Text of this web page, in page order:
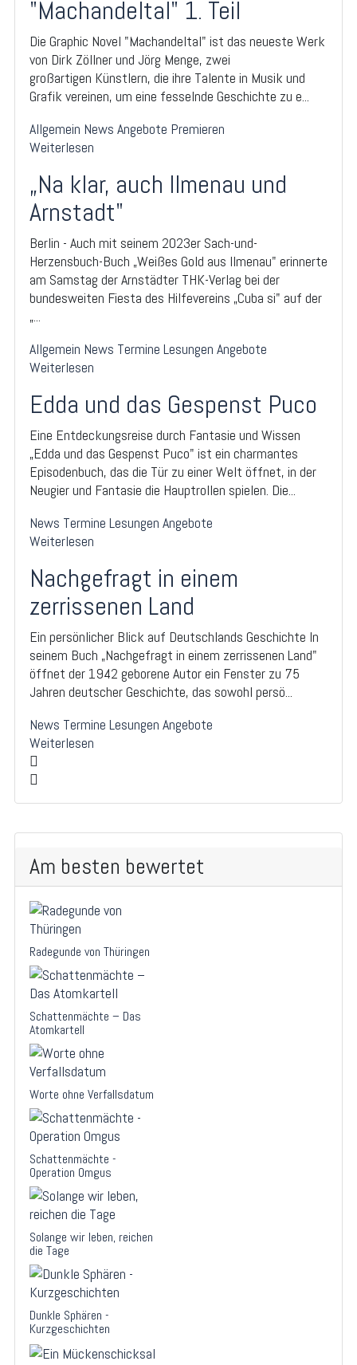
"Machandeltal" 1. Teil
Die Graphic Novel "Machandeltal" ist das neueste Werk
von Dirk Zöllner und Jörg Menge, zwei
großartigen Künstlern, die ihre Talente in Musik und
Grafik vereinen, um eine fesselnde Geschichte zu e...
Allgemein News Angebote Premieren
Weiterlesen
„Na klar, auch Ilmenau und
Arnstadt"
Berlin - Auch mit seinem 2023er Sach-und-
Herzensbuch-Buch „Weißes Gold aus Ilmenau" erinnerte
am Samstag der Arnstädter THK-Verlag bei der
bundesweiten Fiesta des Hilfevereins „Cuba si" auf der
„...
Allgemein News Termine Lesungen Angebote
Weiterlesen
Edda und das Gespenst Puco
Eine Entdeckungsreise durch Fantasie und Wissen
„Edda und das Gespenst Puco" ist ein charmantes
Episodenbuch, das die Tür zu einer Welt öffnet, in der
Neugier und Fantasie die Hauptrollen spielen. Die...
News Termine Lesungen Angebote
Weiterlesen
Nachgefragt in einem
zerrissenen Land
Ein persönlicher Blick auf Deutschlands Geschichte In
seinem Buch „Nachgefragt in einem zerrissenen Land"
öffnet der 1942 geborene Autor ein Fenster zu 75
Jahren deutscher Geschichte, das sowohl persö...
News Termine Lesungen Angebote
Weiterlesen
Am besten bewertet
Radegunde von Thüringen
Schattenmächte – Das
Atomkartell
Worte ohne Verfallsdatum
Schattenmächte -
Operation Omgus
Solange wir leben, reichen
die Tage
Dunkle Sphären -
Kurzgeschichten